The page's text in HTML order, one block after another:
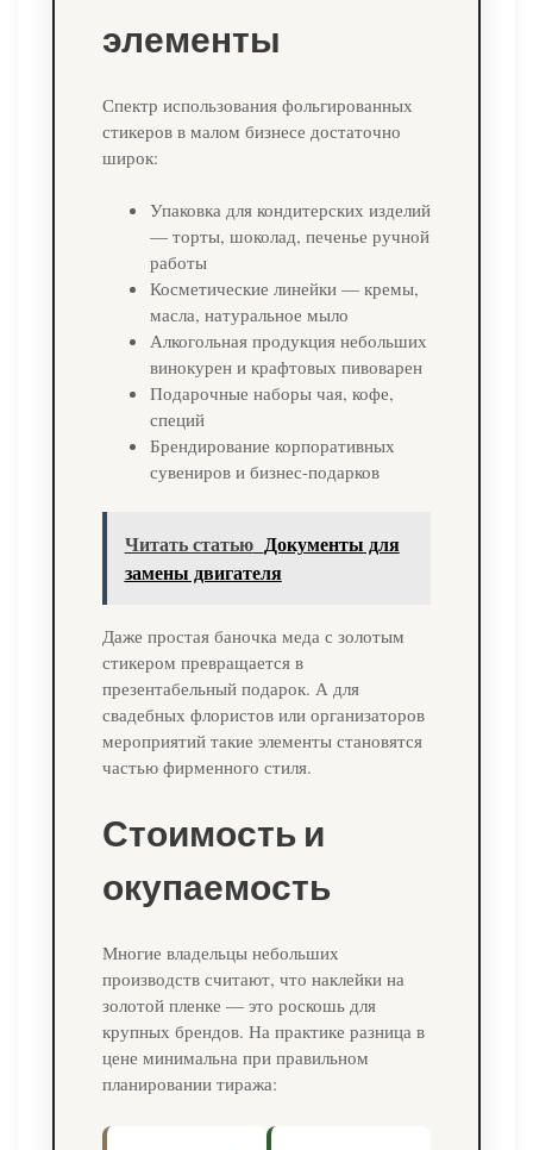
элементы
Спектр использования фольгированных
стикеров в малом бизнесе достаточно
широк:
Упаковка для кондитерских изделий
— торты, шоколад, печенье ручной
работы
Косметические линейки — кремы,
масла, натуральное мыло
Алкогольная продукция небольших
винокурен и крафтовых пивоварен
Подарочные наборы чая, кофе,
специй
Брендирование корпоративных
сувениров и бизнес-подарков
Читать статью Документы для
замены двигателя
Даже простая баночка меда с золотым
стикером превращается в
презентабельный подарок. А для
свадебных флористов или организаторов
мероприятий такие элементы становятся
частью фирменного стиля.
Стоимость и
окупаемость
Многие владельцы небольших
производств считают, что наклейки на
золотой пленке — это роскошь для
крупных брендов. На практике разница в
цене минимальна при правильном
планировании тиража: